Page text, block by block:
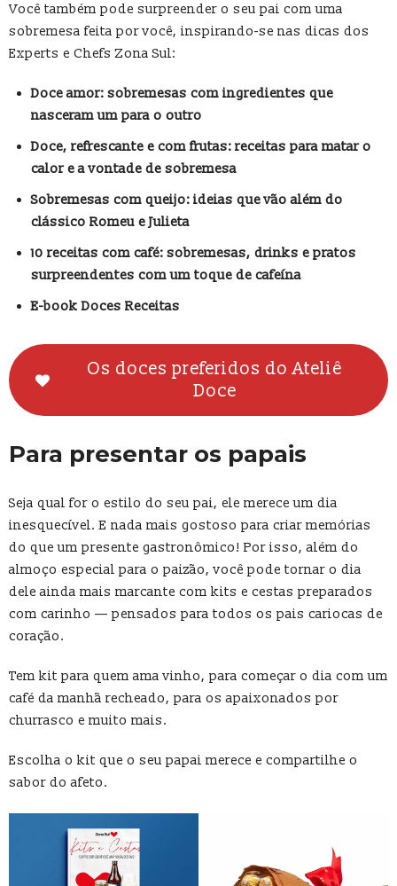
Você também pode surpreender o seu pai com uma
sobremesa feita por você, inspirando-se nas dicas dos
Experts e Chefs Zona Sul:
Doce amor: sobremesas com ingredientes que
nasceram um para o outro
Doce, refrescante e com frutas: receitas para matar o
calor e a vontade de sobremesa
Sobremesas com queijo: ideias que vão além do
clássico Romeu e Julieta
10 receitas com café: sobremesas, drinks e pratos
surpreendentes com um toque de cafeína
E-book Doces Receitas
Os doces preferidos do Ateliê
Doce
Para presentar os papais
Seja qual for o estilo do seu pai, ele merece um dia
inesquecível. E nada mais gostoso para criar memórias
do que um presente gastronômico! Por isso, além do
almoço especial para o paizão, você pode tornar o dia
dele ainda mais marcante com kits e cestas preparados
com carinho — pensados para todos os pais cariocas de
coração.
Tem kit para quem ama vinho, para começar o dia com um
café da manhã recheado, para os apaixonados por
churrasco e muito mais.
Escolha o kit que o seu papai merece e compartilhe o
sabor do afeto.